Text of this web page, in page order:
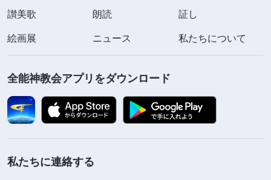
讃美歌
朗読
証し
絵画展
ニュース 私たちについて
全能神教会アプリをダウンロード
私たちに連絡する